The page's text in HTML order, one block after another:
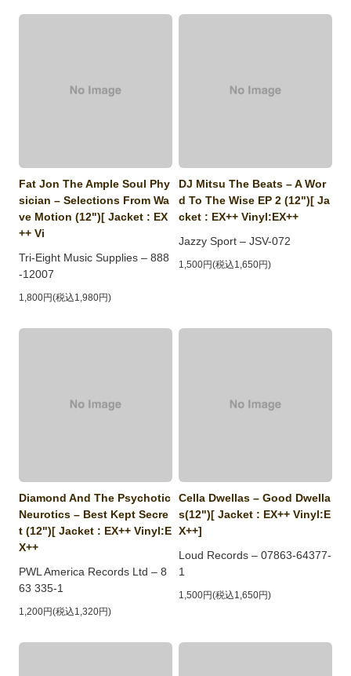
Fat Jon The Ample Soul Phy
sician ‎– Selections From Wa
ve Motion (12")[ Jacket : EX
++ Vi
Tri-Eight Music Supplies ‎– 888
-12007
1,800円(税込1,980円)
DJ Mitsu The Beats ‎– A Wor
d To The Wise EP 2 (12")[ Ja
cket : EX++ Vinyl:EX++
Jazzy Sport ‎– JSV-072
1,500円(税込1,650円)
Diamond And The Psychotic
Neurotics ‎– Best Kept Secre
t (12")[ Jacket : EX++ Vinyl:E
X++
PWL America Records Ltd ‎– 8
63 335-1
1,200円(税込1,320円)
Cella Dwellas ‎– Good Dwella
s(12")[ Jacket : EX++ Vinyl:E
X++]
Loud Records ‎– 07863-64377-
1
1,500円(税込1,650円)